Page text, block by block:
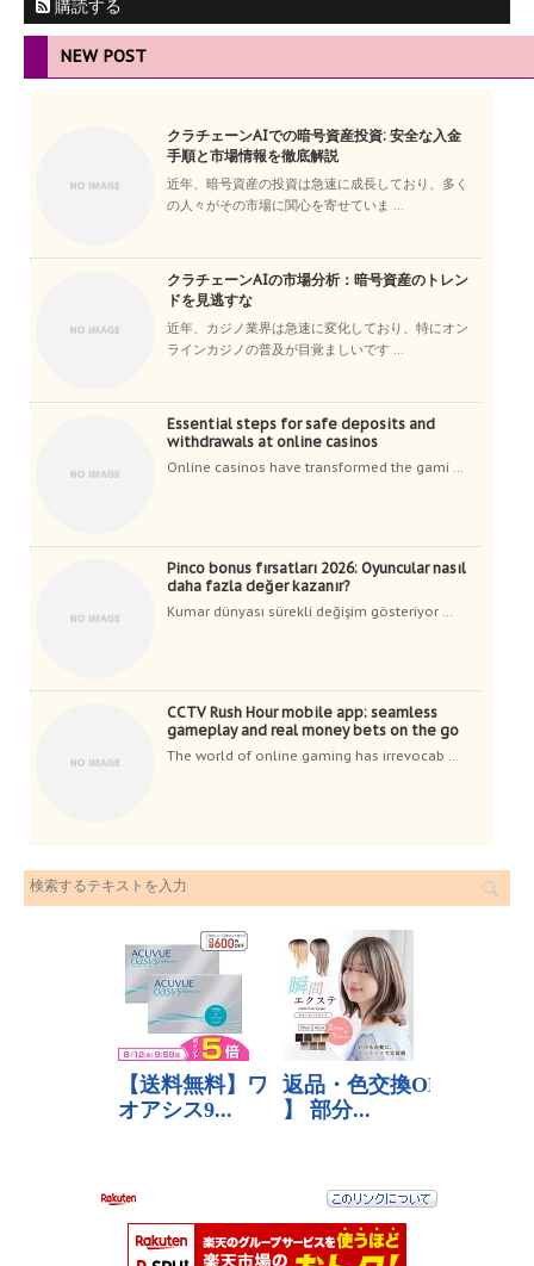
購読する
NEW POST
クラチェーンAIでの暗号資産投資: 安全な入金
手順と市場情報を徹底解説
近年、暗号資産の投資は急速に成長しており、多く
の人々がその市場に関心を寄せていま ...
クラチェーンAIの市場分析：暗号資産のトレン
ドを見逃すな
近年、カジノ業界は急速に変化しており、特にオン
ラインカジノの普及が目覚ましいです ...
Essential steps for safe deposits and
withdrawals at online casinos
Online casinos have transformed the gami ...
Pinco bonus fırsatları 2026: Oyuncular nasıl
daha fazla değer kazanır?
Kumar dünyası sürekli değişim gösteriyor ...
CCTV Rush Hour mobile app: seamless
gameplay and real money bets on the go
The world of online gaming has irrevocab ...